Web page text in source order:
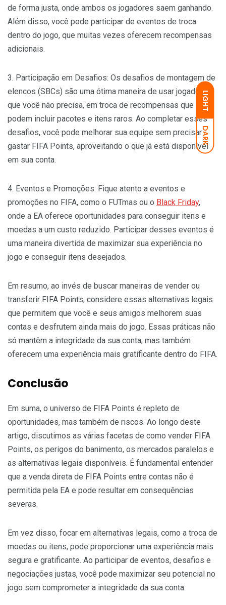
LIGHT
DARK
de forma justa, onde ambos os jogadores saem ganhando.
Além disso, você pode participar de eventos de troca
dentro do jogo, que muitas vezes oferecem recompensas
adicionais.
3. Participação em Desafios: Os desafios de montagem de
elencos (SBCs) são uma ótima maneira de usar jogadores
que você não precisa, em troca de recompensas que
podem incluir pacotes e itens raros. Ao completar esses
desafios, você pode melhorar sua equipe sem precisar
gastar FIFA Points, aproveitando o que já está disponível
em sua conta.
4. Eventos e Promoções: Fique atento a eventos e
promoções no FIFA, como o FUTmas ou o Black Friday,
onde a EA oferece oportunidades para conseguir itens e
moedas a um custo reduzido. Participar desses eventos é
uma maneira divertida de maximizar sua experiência no
jogo e conseguir itens desejados.
Em resumo, ao invés de buscar maneiras de vender ou
transferir FIFA Points, considere essas alternativas legais
que permitem que você e seus amigos melhorem suas
contas e desfrutem ainda mais do jogo. Essas práticas não
só mantêm a integridade da sua conta, mas também
oferecem uma experiência mais gratificante dentro do FIFA.
Conclusão
Em suma, o universo de FIFA Points é repleto de
oportunidades, mas também de riscos. Ao longo deste
artigo, discutimos as várias facetas de como vender FIFA
Points, os perigos do banimento, os mercados paralelos e
as alternativas legais disponíveis. É fundamental entender
que a venda direta de FIFA Points entre contas não é
permitida pela EA e pode resultar em consequências
severas.
Em vez disso, focar em alternativas legais, como a troca de
moedas ou itens, pode proporcionar uma experiência mais
segura e gratificante. Ao participar de eventos, desafios e
negociações justas, você pode maximizar seu potencial no
jogo sem comprometer a integridade da sua conta.